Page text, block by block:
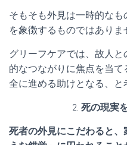
そもそも外見は一時的な
を象徴するものではありま
グリーフケアでは、故人
的なつながりに焦点を当
全に進める助けとなる、と
2. 死の現実
死者の外見にこだわると